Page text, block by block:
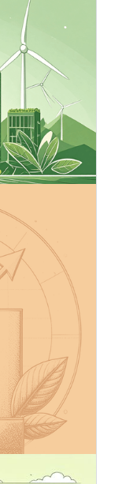
do
to szersze
i
i
Twojej
pomaga
emisji
z celem
Zielonym
zerowej
oparta
działań
której
całego